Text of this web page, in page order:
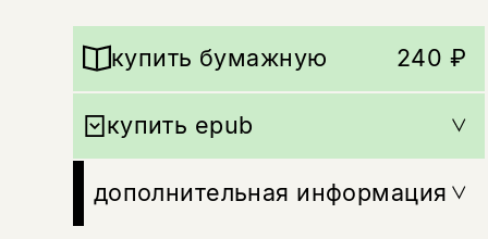
купить бумажную 240 ₽
купить epub
дополнительная информация